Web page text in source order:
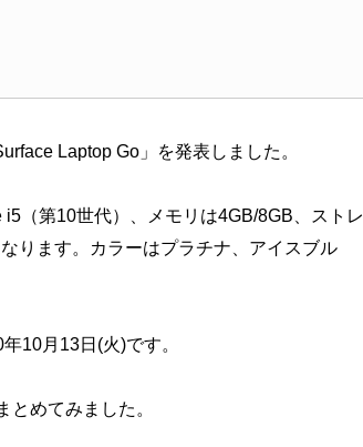
Laptop Go」を発表しました。
（第10世代）、メモリは4GB/8GB、ストレ
ります。カラーはプラチナ、アイスブル
10月13日(火)です。
めてみました。